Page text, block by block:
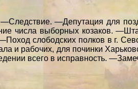
—Депутация для
числа выборных козаков.
слободских полков в г.
и рабочих, для починки
всего в исправность.